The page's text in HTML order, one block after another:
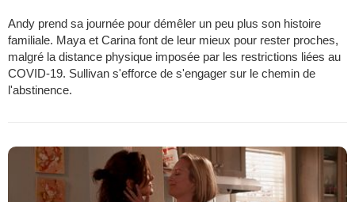
Andy prend sa journée pour démêler un peu plus son histoire
familiale. Maya et Carina font de leur mieux pour rester proches,
malgré la distance physique imposée par les restrictions liées au
COVID-19. Sullivan s'efforce de s'engager sur le chemin de
l'abstinence.